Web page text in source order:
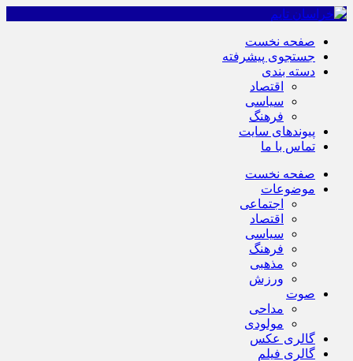
صفحه نخست
جستجوی پیشرفته
دسته بندی
اقتصاد
سیاسی
فرهنگ
پیوندهای سایت
تماس با ما
صفحه نخست
موضوعات
اجتماعی
اقتصاد
سیاسی
فرهنگ
مذهبی
ورزش
صوت
مداحی
مولودی
گالری عکس
گالری فیلم